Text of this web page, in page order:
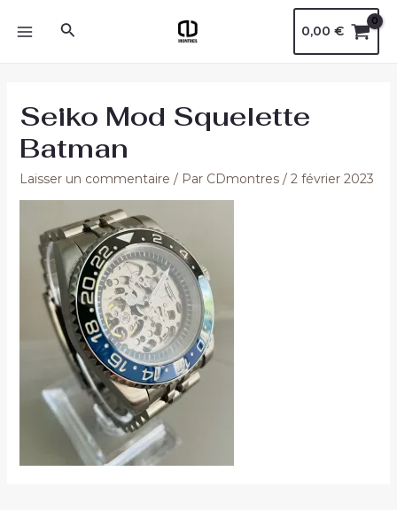
Rechercher 0,00€
Seiko Mod Squelette
Batman
Laisser un commentaire / Par CDmontres / 2 février 2023
des